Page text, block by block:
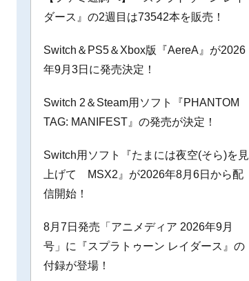
ダース』の2週目は73542本を販売！
Switch＆PS5＆Xbox版『AereA』が2026
年9月3日に発売決定！
Switch 2＆Steam用ソフト『PHANTOM
TAG: MANIFEST』の発売が決定！
Switch用ソフト『たまには夜空(そら)を見
上げて MSX2』が2026年8月6日から配
信開始！
8月7日発売「アニメディア 2026年9月
号」に『スプラトゥーン レイダース』の
付録が登場！